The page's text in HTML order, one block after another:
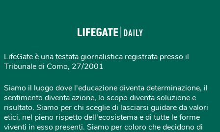
LifeGate è una testata giornalistica registrata presso il
Tribunale di Como, 27/2001
Siamo il luogo dove l'educazione diventa determinazione, il
sentimento diventa azione, lo scopo diventa soluzione e
risultato. Siamo per chi sceglie di lasciarsi guidare da valori
etici, nel pieno rispetto dell'ecosistema e di tutte le forme
viventi in esso presenti. Siamo per coloro che decidono di